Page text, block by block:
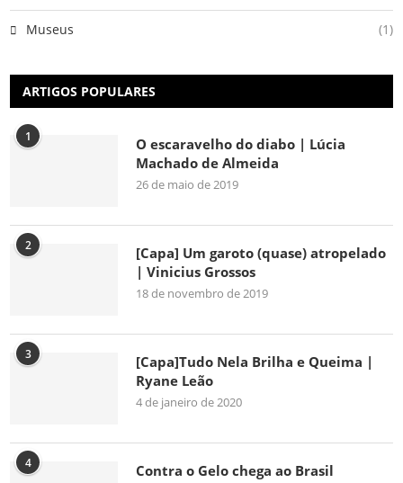
Museus (1)
ARTIGOS POPULARES
1
O escaravelho do diabo | Lúcia
Machado de Almeida
26 de maio de 2019
2
[Capa] Um garoto (quase) atropelado
| Vinicius Grossos
18 de novembro de 2019
3
[Capa]Tudo Nela Brilha e Queima |
Ryane Leão
4 de janeiro de 2020
4 Contra o Gelo chega ao Brasil